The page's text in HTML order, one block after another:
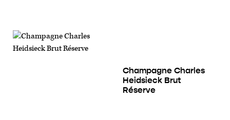
Champagne Charles
Heidsieck Brut
Réserve